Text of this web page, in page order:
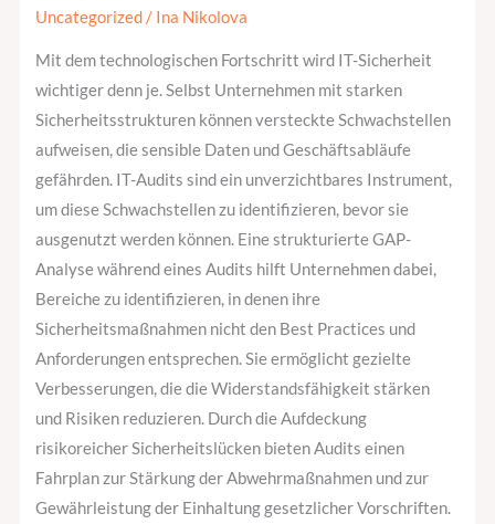
Uncategorized/ Ina Nikolova
Mit dem technologischen Fortschritt wird IT-Sicherheit
wichtiger denn je. Selbst Unternehmen mit starken
Sicherheitsstrukturen können versteckte Schwachstellen
aufweisen, die sensible Daten und Geschäftsabläufe
gefährden. IT-Audits sind ein unverzichtbares Instrument,
um diese Schwachstellen zu identifizieren, bevor sie
ausgenutzt werden können. Eine strukturierte GAP-
Analyse während eines Audits hilft Unternehmen dabei,
Bereiche zu identifizieren, in denen ihre
Sicherheitsmaßnahmen nicht den Best Practices und
Anforderungen entsprechen. Sie ermöglicht gezielte
Verbesserungen, die die Widerstandsfähigkeit stärken
und Risiken reduzieren. Durch die Aufdeckung
risikoreicher Sicherheitslücken bieten Audits einen
Fahrplan zur Stärkung der Abwehrmaßnahmen und zur
Gewährleistung der Einhaltung gesetzlicher Vorschriften.
IT-